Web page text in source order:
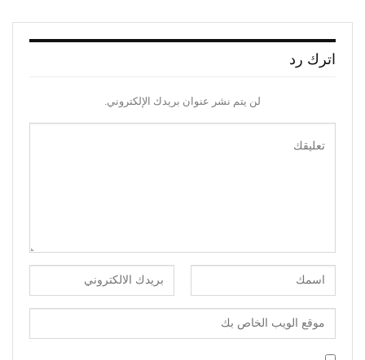
اترك رد
لن يتم نشر عنوان بريدك الإلكتروني.